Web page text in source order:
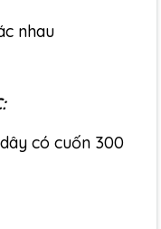
nhau
có cuốn 300